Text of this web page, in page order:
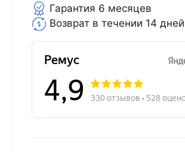
Гарантия 6 месяцев
Возврат в течении 14 дней